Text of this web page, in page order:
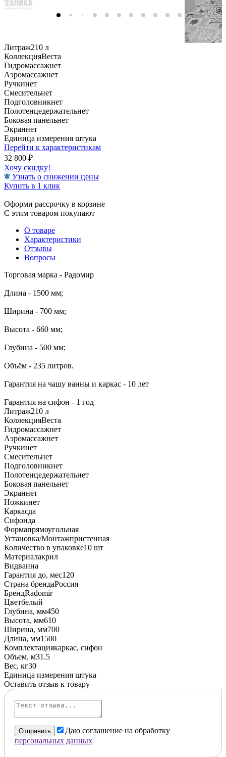
Литраж210 л
КоллекцияВеста
Гидромассажнет
Аэромассажнет
Ручкинет
Смесительнет
Подголовникнет
Полотенцедержательнет
Боковая панельнет
Экраннет
Единица измерения штука
Перейти к характеристикам
32 800 ₽
Хочу скидку!
Узнать о снижении цены
Купить в 1 клик
Оформи рассрочку в корзине
С этим товаром покупают
О товаре
Характеристики
Отзывы
Вопросы
Торговая марка - Радомир
Длина - 1500 мм;
Ширина - 700 мм;
Высота - 660 мм;
Глубина - 500 мм;
Объём - 235 литров.
Гарантия на чашу ванны и каркас - 10 лет
Гарантия на сифон - 1 год
Литраж210 л
КоллекцияВеста
Гидромассажнет
Аэромассажнет
Ручкинет
Смесительнет
Подголовникнет
Полотенцедержательнет
Боковая панельнет
Экраннет
Ножкинет
Каркасда
Сифонда
Формапрямоугольная
Установка/Монтажпристенная
Количество в упаковке10 шт
Материалакрил
Видванна
Гарантия до, мес120
Страна брендаРоссия
БрендRadomir
Цветбелый
Глубина, мм450
Высота, мм610
Ширина, мм700
Длина, мм1500
Комплектациякаркас, сифон
Объем, м31.5
Вес, кг30
Единица измерения штука
Оставить отзыв к товару
Отправить
Даю соглашение на обработку
персональных данных